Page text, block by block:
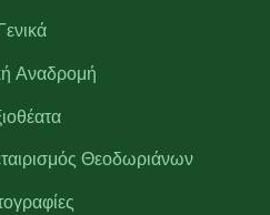
Αναδρομή
Θεοδωριάνων